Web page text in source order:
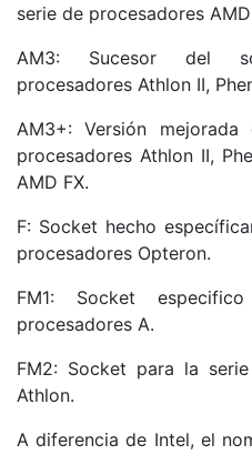
serie de procesadores
AM3: Sucesor del
procesadores Athlon II,
AM3+: Versión
procesadores Athlon II,
AMD FX.
F: Socket hecho
procesadores Opteron.
FM1: Socket
procesadores A.
FM2: Socket para la
Athlon.
A diferencia de Intel, el